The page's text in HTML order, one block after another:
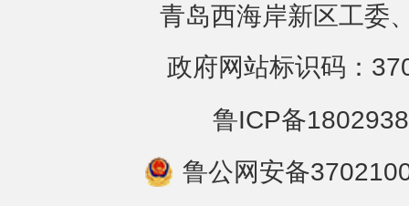
青岛西海岸新区工委
政府网站标识码：
鲁ICP备
鲁公网安备